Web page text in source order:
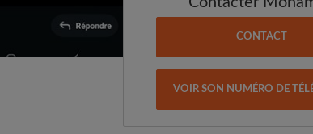
CONTACT
VOIR SON NUMÉRO DE